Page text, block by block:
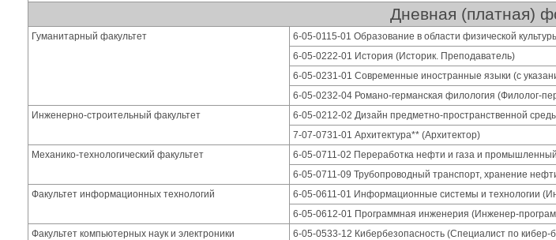
Дневная (платная)
Гуманитарный факультет 6-05-0115-01 Образование в области физической
6-05-0222-01 История (Историк. Преподаватель)
6-05-0231-01 Современные иностранные языки (с
6-05-0232-04 Романо-германская филология (Филолог-
Инженерно-строительный факультет
6-05-0212-02 Дизайн предметно-пространственной
7-07-0731-01 Архитектура** (Архитектор)
Механико-технологический факультет
6-05-0711-02 Переработка нефти и газа и
6-05-0711-09 Трубопроводный транспорт, хранение
Факультет информационных технологий
6-05-0611-01 Информационные системы и технологии
6-05-0612-01 Программная инженерия (Инженер-
Факультет компьютерных наук и электроники
6-05-0533-12 Кибербезопасность (Специалист по кибер-